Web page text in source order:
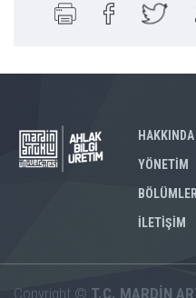
HAKKINDA
YÖNETİM
BÖLÜMLER
İLETİŞİM
Copyright © T.C. MARDİN